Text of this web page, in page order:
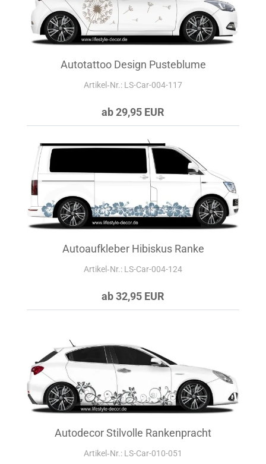
Autotattoo Design Pusteblume
Artikel‑Nr.: LS-Car-004-117
ab 29,95 EUR
Autoaufkleber Hibiskus Ranke
Artikel‑Nr.: LS-Car-004-124
ab 32,95 EUR
Autodecor Stilvolle Rankenpracht
Artikel‑Nr.: LS-Car-010-051